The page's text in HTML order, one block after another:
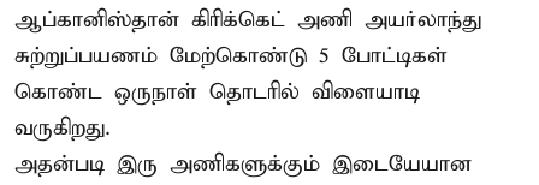
ஆப்கானிஸ்தான் கிரிக்கெட் அணி அயர்லாந்து
சுற்றுப்பயணம் மேற்கொண்டு 5 போட்டிகள்
கொண்ட ஒருநாள் தொடரில் விளையாடி
வருகிறது.
அதன்படி இரு அணிகளுக்கும் இடையேயான